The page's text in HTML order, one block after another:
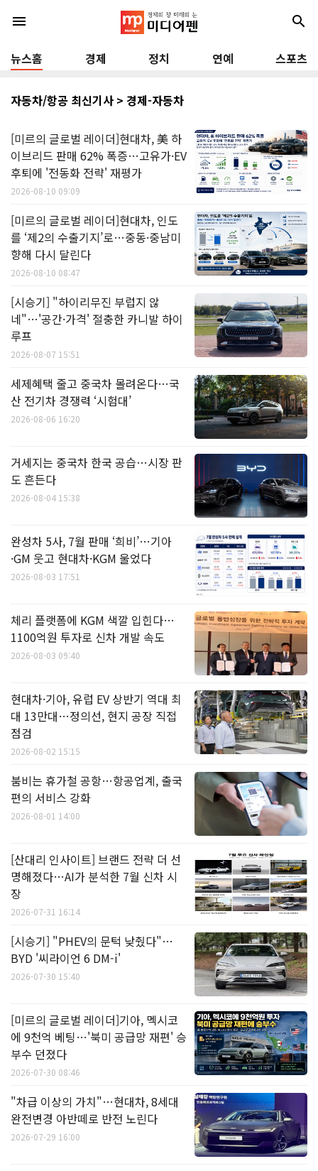
menu search
뉴스홈 경제 정치 연예 스포츠
자동차/항공 최신기사 > 경제-자동차
[미르의 글로벌 레이더]현대차, 美 하
이브리드 판매 62% 폭증…고유가·EV
후퇴에 '전동화 전략' 재평가
2026-08-10 09:09
[미르의 글로벌 레이더]현대차, 인도
를 ‘제2의 수출기지’로…중동·중남미
향해 다시 달린다
2026-08-10 08:47
[시승기] "하이리무진 부럽지 않
네"…'공간·가격' 절충한 카니발 하이
루프
2026-08-07 15:51
세제혜택 줄고 중국차 몰려온다…국
산 전기차 경쟁력 ‘시험대’
2026-08-06 16:20
거세지는 중국차 한국 공습…시장 판
도 흔든다
2026-08-04 15:38
완성차 5사, 7월 판매 ‘희비’…기아
·GM 웃고 현대차·KGM 울었다
2026-08-03 17:51
체리 플랫폼에 KGM 색깔 입힌다…
1100억원 투자로 신차 개발 속도
2026-08-03 09:40
현대차·기아, 유럽 EV 상반기 역대 최
대 13만대…정의선, 현지 공장 직접
점검
2026-08-02 15:15
붐비는 휴가철 공항…항공업계, 출국
편의 서비스 강화
2026-08-01 14:00
[산대리 인사이트] 브랜드 전략 더 선
명해졌다…AI가 분석한 7월 신차 시
장
2026-07-31 16:14
[시승기] "PHEV의 문턱 낮췄다"…
BYD '씨라이언 6 DM-i'
2026-07-30 15:40
[미르의 글로벌 레이더]기아, 멕시코
에 9천억 베팅…'북미 공급망 재편' 승
부수 던졌다
2026-07-30 08:46
"차급 이상의 가치"…현대차, 8세대
완전변경 아반떼로 반전 노린다
2026-07-29 16:00